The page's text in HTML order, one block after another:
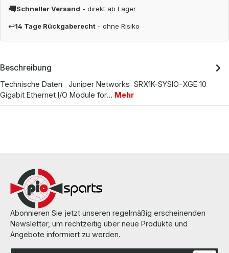
🚚Schneller Versand - direkt ab Lager
↩14 Tage Rückgaberecht - ohne Risiko
Beschreibung
Technische Daten Juniper Networks SRX1K-SYSIO-XGE 10
Gigabit Ethernet I/O Module for… Mehr
Abonnieren Sie jetzt unseren regelmäßig erscheinenden
Newsletter, um rechtzeitig über neue Produkte und
Angebote informiert zu werden.